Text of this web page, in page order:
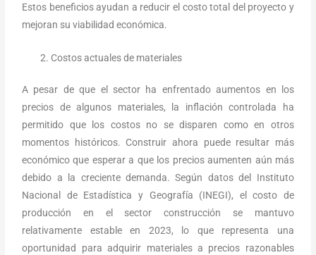
Estos beneficios ayudan a reducir el costo total del proyecto y
mejoran su viabilidad económica.
Costos actuales de materiales
A pesar de que el sector ha enfrentado aumentos en los
precios de algunos materiales, la inflación controlada ha
permitido que los costos no se disparen como en otros
momentos históricos. Construir ahora puede resultar más
económico que esperar a que los precios aumenten aún más
debido a la creciente demanda. Según datos del Instituto
Nacional de Estadística y Geografía (INEGI), el costo de
producción en el sector construcción se mantuvo
relativamente estable en 2023, lo que representa una
oportunidad para adquirir materiales a precios razonables